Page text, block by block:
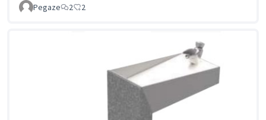
Pegaze 2 2